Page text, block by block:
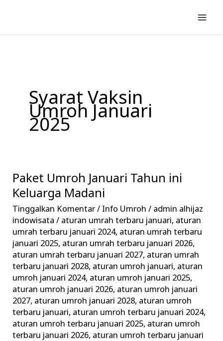
konten
Syarat Vaksin
Umroh Januari
2025
Paket Umroh Januari Tahun ini
Keluarga Madani
Tinggalkan Komentar/ Info Umroh / admin alhijaz
indowisata/ aturan umrah terbaru januari, aturan
umrah terbaru januari 2024, aturan umrah terbaru
januari 2025, aturan umrah terbaru januari 2026,
aturan umrah terbaru januari 2027, aturan umrah
terbaru januari 2028, aturan umroh januari, aturan
umroh januari 2024, aturan umroh januari 2025,
aturan umroh januari 2026, aturan umroh januari
2027, aturan umroh januari 2028, aturan umroh
terbaru januari, aturan umroh terbaru januari 2024,
aturan umroh terbaru januari 2025, aturan umroh
terbaru januari 2026, aturan umroh terbaru januari
Paket
Umroh
Januari
Tahun
ini
Keluarga
Madani